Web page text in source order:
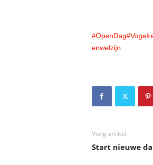
#OpenDag
enwelzijn
Vorig artikel
Start nieuwe